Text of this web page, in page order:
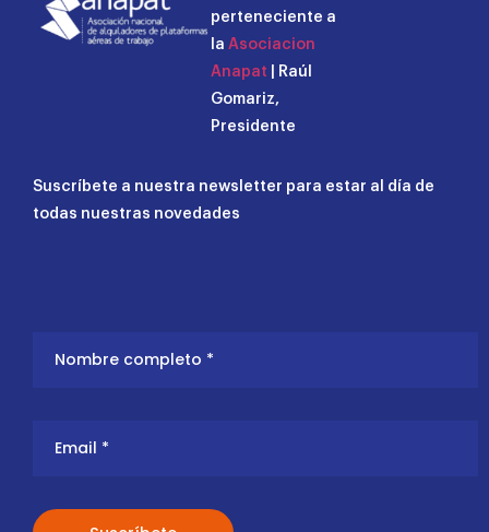
perteneciente a
la Asociacion
Anapat | Raúl
Gomariz,
Presidente
Suscríbete a nuestra newsletter para estar al día de
todas nuestras novedades